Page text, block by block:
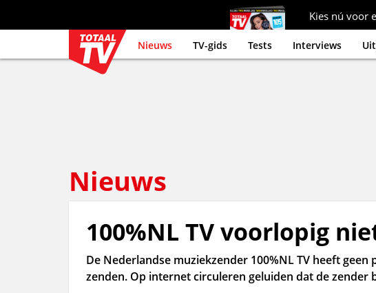
Kies nú voor
Nieuws TV-gids Tests Interviews
Nieuws
100%NL TV voorlopig
De Nederlandse muziekzender 100%NL TV heeft
zenden. Op internet circuleren geluiden dat de zender